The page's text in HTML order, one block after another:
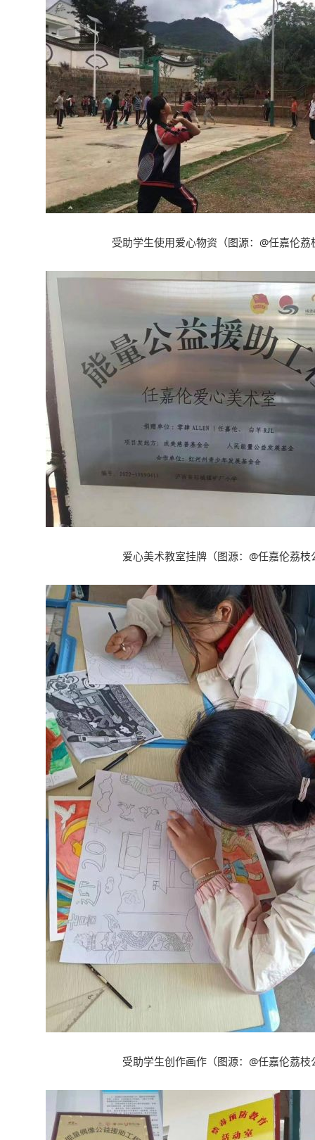
受助学生使用爱心物资 （图源：@任嘉伦荔
爱心美术教室挂牌（图源：@任嘉伦荔枝
受助学生创作画作（图源：@任嘉伦荔枝